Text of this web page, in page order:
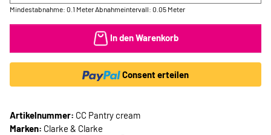
Mindestabnahme: 0.1 Meter Abnahmeintervall: 0.05 Meter
In den Warenkorb
Consent erteilen
Artikelnummer: CC Pantry cream
Marken: Clarke & Clarke